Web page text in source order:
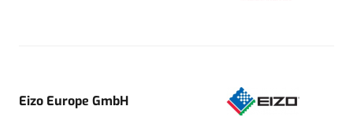
Eizo Europe GmbH